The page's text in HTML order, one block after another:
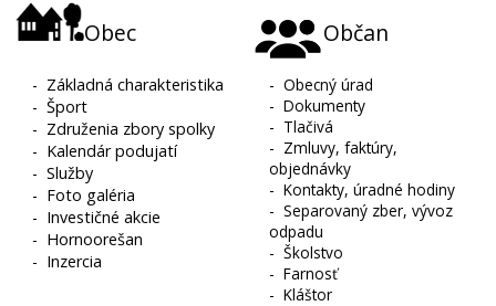
Obec
- Základná charakteristika
-Šport
- Združenia zbory spolky
- Kalendár podujatí
-Služby
- Foto galéria
- Investičné akcie
- Hornoorešan
- Inzercia
Občan
-Obecný úrad
-Dokumenty
- Tlačivá
- Zmluvy, faktúry,
objednávky
-Kontakty, úradné hodiny
-Separovaný zber, vývoz
odpadu
-Školstvo
-Farnosť
-Kláštor